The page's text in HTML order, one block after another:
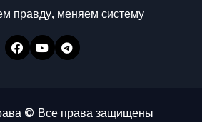
правду, меняем систему
© Все права защищены